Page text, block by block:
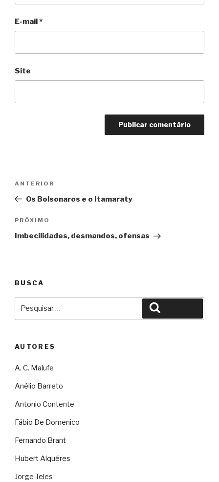
E-mail*
Site
Post
Anterior
ANTERIOR
Os Bolsonaros e o Itamaraty
Próximo
PRÓXIMO
Imbecilidades, desmandos, ofensas
BUSCA
AUTORES
A. C. Malufe
Anélio Barreto
Antonio Contente
Fábio De Domenico
Fernando Brant
Hubert Alquéres
Jorge Teles